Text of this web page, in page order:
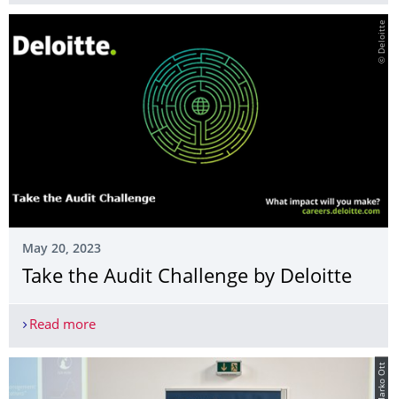
© Deloitte
May 20, 2023
Take the Audit Challenge by Deloitte
Read moreTake the Audit Challenge by Deloitte
© Marko Ott